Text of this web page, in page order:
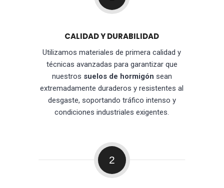
CALIDAD Y DURABILIDAD
Utilizamos materiales de primera calidad y
técnicas avanzadas para garantizar que
nuestros suelos de hormigón sean
extremadamente duraderos y resistentes al
desgaste, soportando tráfico intenso y
condiciones industriales exigentes.
2